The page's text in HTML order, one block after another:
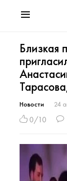
Мода
Звезды
Гороскопы
Здоровье
Психология
Хобби
Праздники
Близкая
Новости 24
0/10